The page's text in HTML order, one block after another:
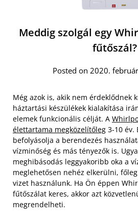
Meddig szolgál egy
fűtőszál?
Posted on 2020.
Még azok is, akik nem érdeklődnek
háztartási készülékek kialakítása
elemek funkcionális célját. A
élettartama megközelítőleg 3-10 év.
befolyásolja a berendezés
vízminőség és más tényezők is.
meghibásodás leggyakoribb oka a
meglehetősen nehéz elkerülni,
vizet használunk. Ha Ön éppen
fűtőszálat keres, akkor azt
megrendelheti.